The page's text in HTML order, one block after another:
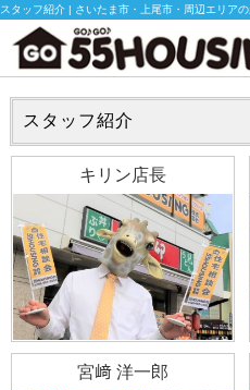
スタッフ紹介
キリン店長
宮﨑 洋一郎